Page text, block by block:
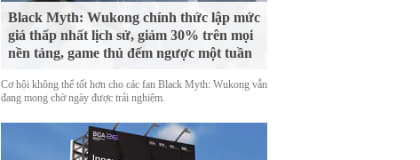
Black Myth: Wukong chính thức lập mức
giá thấp nhất lịch sử, giảm 30% trên mọi
nền tảng, game thủ đếm ngược một tuần
Cơ hội không thể tốt hơn cho các fan Black Myth: Wukong vẫn
đang mong chờ ngày được trải nghiệm.